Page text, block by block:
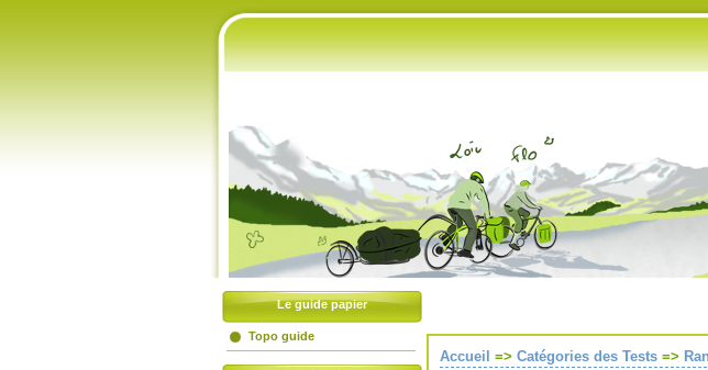
Le guide papier
Topo guide
Accueil => Catégories des Tests =>